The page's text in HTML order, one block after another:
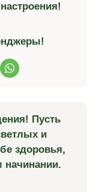
Пусть
и
здоровья,
начинании.